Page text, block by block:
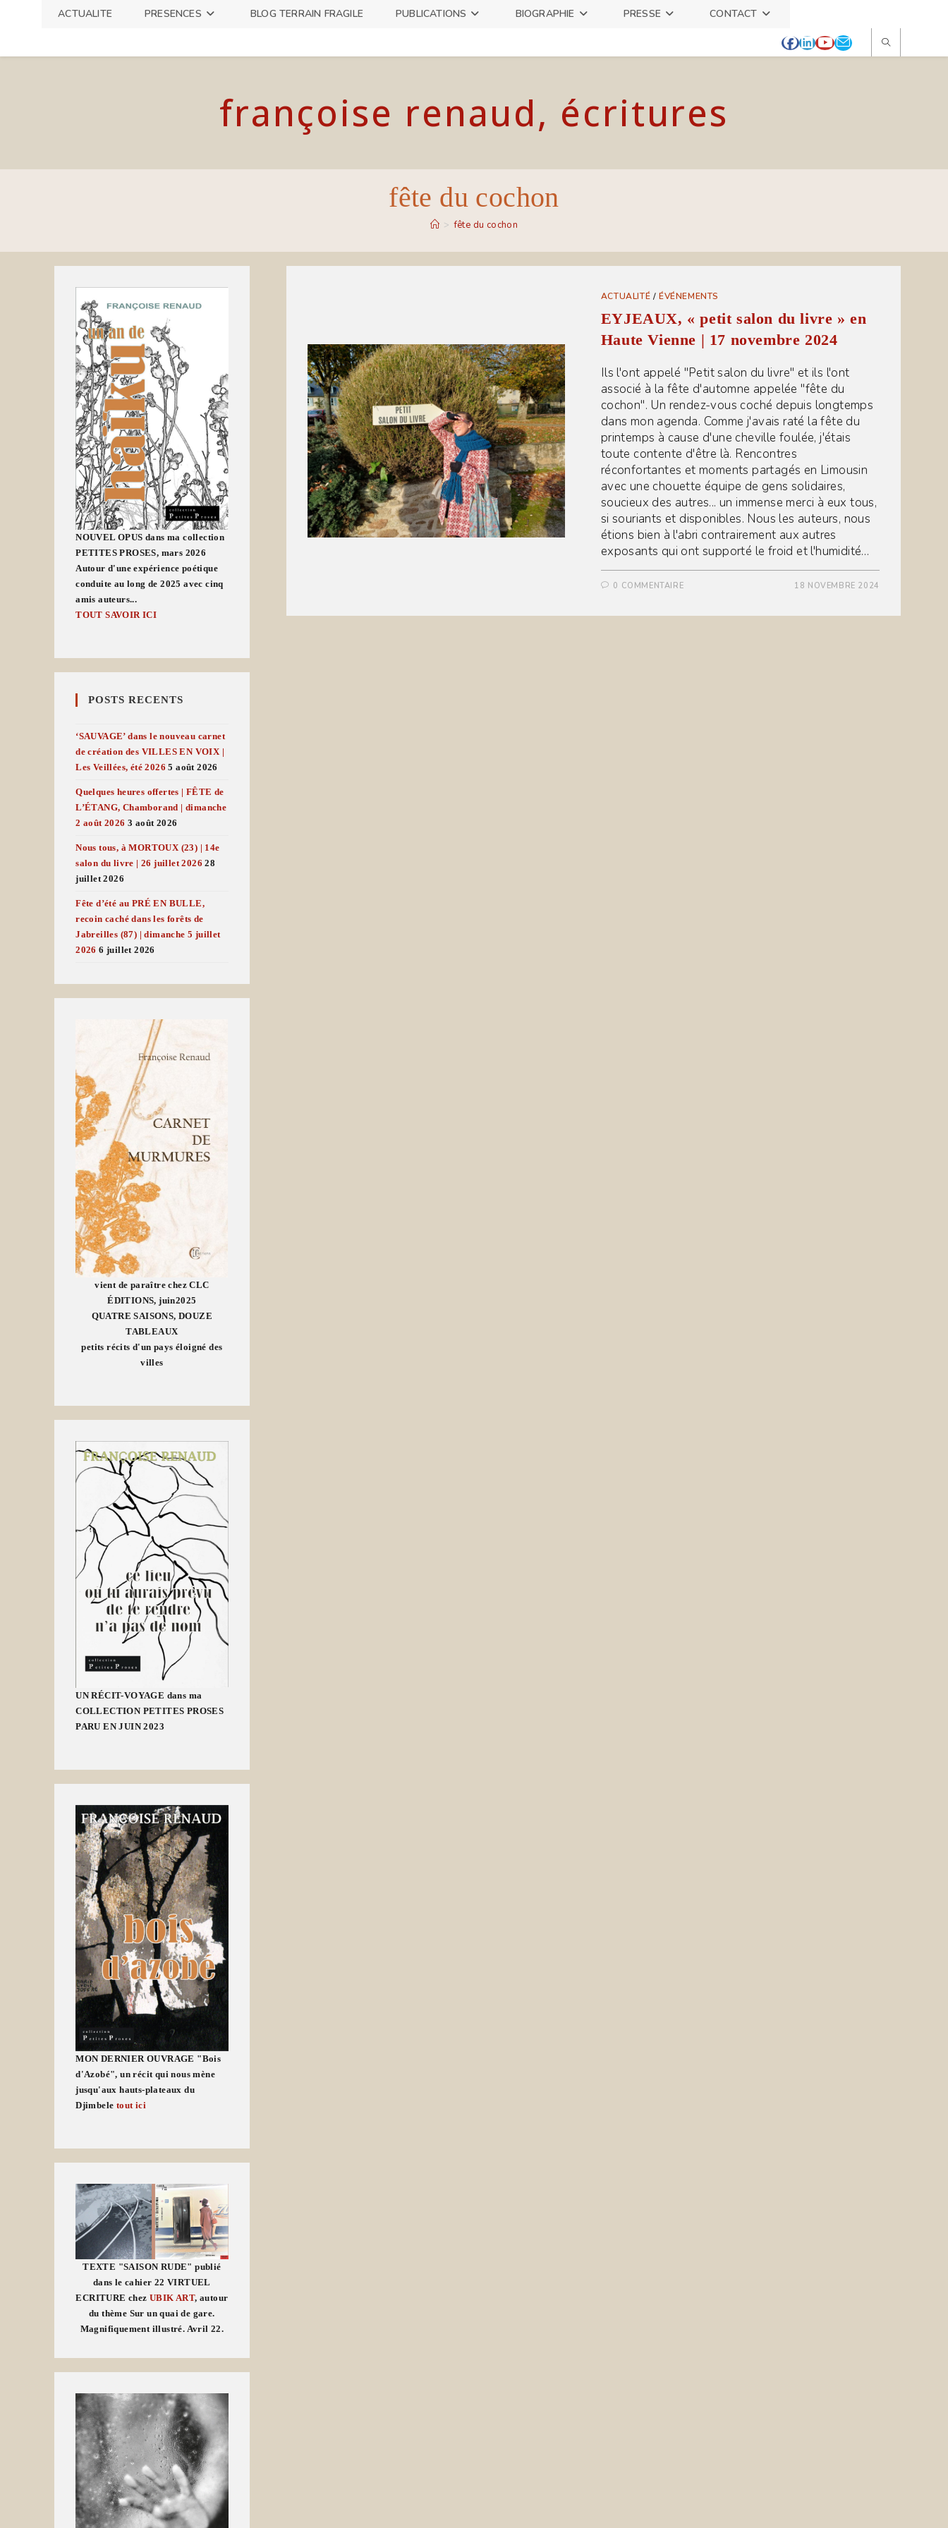
ACTUALITE PRESENCES BLOG TERRAIN FRAGILE PUBLICATIONS BIOGRAPHIE PRESSE CONTACT
françoise renaud, écritures
fête du cochon
> fête du cochon
ACTUALITÉ /ÉVÉNEMENTS
EYJEAUX, « petit salon du livre » en
Haute Vienne | 17 novembre 2024
Ils l'ont appelé "Petit salon du livre" et ils l'ont
associé à la fête d'automne appelée "fête du
cochon". Un rendez-vous coché depuis longtemps
dans mon agenda. Comme j'avais raté la fête du
printemps à cause d'une cheville foulée, j'étais
toute contente d'être là. Rencontres
réconfortantes et moments partagés en Limousin
avec une chouette équipe de gens solidaires,
soucieux des autres... un immense merci à eux tous,
si souriants et disponibles. Nous les auteurs, nous
étions bien à l'abri contrairement aux autres
exposants qui ont supporté le froid et l'humidité…
0 COMMENTAIRE 18 NOVEMBRE 2024
NOUVEL OPUS dans ma collection
PETITES PROSES, mars 2026
Autour d'une expérience poétique
conduite au long de 2025 avec cinq
amis auteurs...
TOUT SAVOIR ICI
POSTS RECENTS
‘SAUVAGE’ dans le nouveau carnet
de création des VILLES EN VOIX |
Les Veillées, été 2026 5 août 2026
Quelques heures offertes | FÊTE de
L’ÉTANG, Chamborand | dimanche
2 août 2026 3 août 2026
Nous tous, à MORTOUX (23) | 14e
salon du livre | 26 juillet 2026 28
juillet 2026
Fête d’été au PRÉ EN BULLE,
recoin caché dans les forêts de
Jabreilles (87) | dimanche 5 juillet
2026 6 juillet 2026
vient de paraître chez CLC
ÉDITIONS, juin2025
QUATRE SAISONS, DOUZE
TABLEAUX
petits récits d'un pays éloigné des
villes
UN RÉCIT-VOYAGE dans ma
COLLECTION PETITES PROSES
PARU EN JUIN 2023
MON DERNIER OUVRAGE "Bois
d'Azobé", un récit qui nous mène
jusqu'aux hauts-plateaux du
Djimbele tout ici
TEXTE "SAISON RUDE" publié
dans le cahier 22 VIRTUEL
ECRITURE chez UBIK ART, autour
du thème Sur un quai de gare.
Magnifiquement illustré. Avril 22.